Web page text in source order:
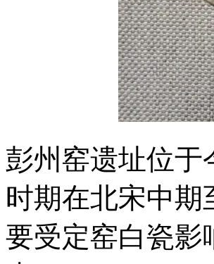
彭州窑遗址位于
时期在北宋中
要受定窑白瓷影